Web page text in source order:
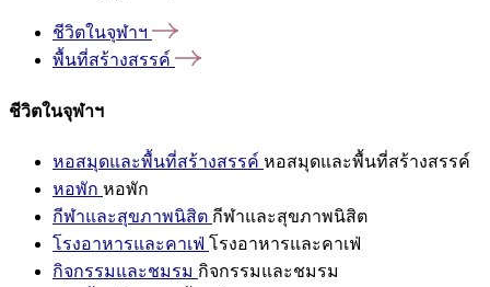
ชีวิตในจุฬาฯ
พื้นที่สร้างสรรค์
ชีวิตในจุฬาฯ
หอสมุดและพื้นที่สร้างสรรค์ หอสมุดและพื้นที่สร้างสรรค์
หอพัก หอพัก
กีฬาและสุขภาพนิสิต กีฬาและสุขภาพนิสิต
โรงอาหารและคาเฟ่ โรงอาหารและคาเฟ่
กิจกรรมและชมรม กิจกรรมและชมรม